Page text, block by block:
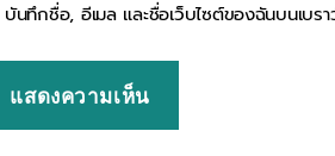
บันทึกชื่อ, อีเมล และชื่อเว็บไซต์ของฉันบนเบร